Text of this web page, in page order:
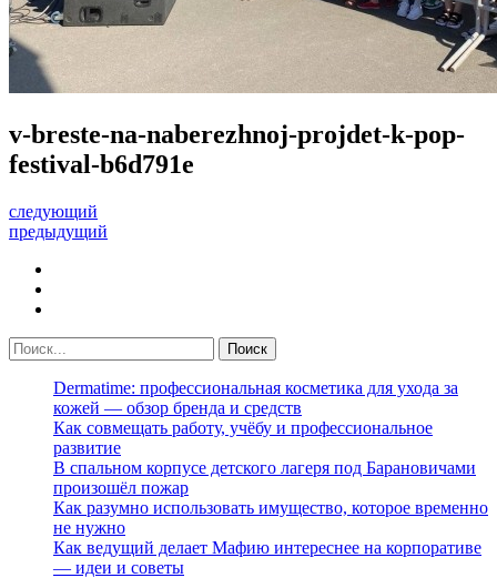
v-breste-na-naberezhnoj-projdet-k-pop-
festival-b6d791e
следующий
предыдущий
Dermatime: профессиональная косметика для ухода за
кожей — обзор бренда и средств
Как совмещать работу, учёбу и профессиональное
развитие
В спальном корпусе детского лагеря под Барановичами
произошёл пожар
Как разумно использовать имущество, которое временно
не нужно
Как ведущий делает Мафию интереснее на корпоративе
— идеи и советы